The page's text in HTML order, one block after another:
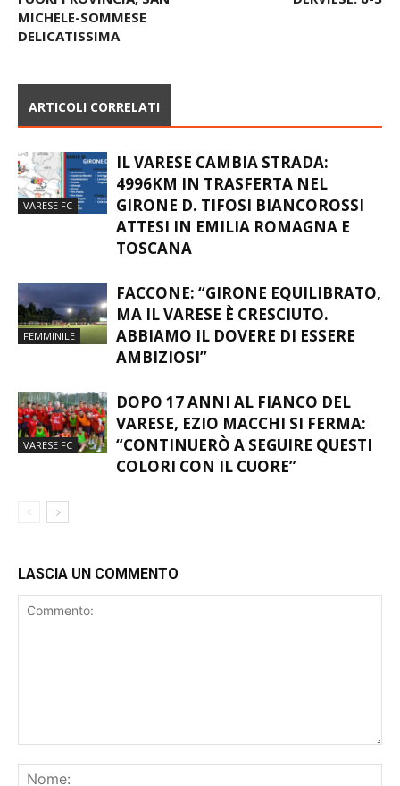
MICHELE-SOMMESE
DELICATISSIMA
ARTICOLI CORRELATI
VARESE FC
IL VARESE CAMBIA STRADA:
4996KM IN TRASFERTA NEL
GIRONE D. TIFOSI BIANCOROSSI
ATTESI IN EMILIA ROMAGNA E
TOSCANA
FEMMINILE
FACCONE: “GIRONE EQUILIBRATO,
MA IL VARESE È CRESCIUTO.
ABBIAMO IL DOVERE DI ESSERE
AMBIZIOSI”
VARESE FC
DOPO 17 ANNI AL FIANCO DEL
VARESE, EZIO MACCHI SI FERMA:
“CONTINUERÒ A SEGUIRE QUESTI
COLORI CON IL CUORE”
LASCIA UN COMMENTO